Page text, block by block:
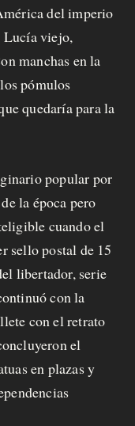
del imperio
Lucía viejo,
manchas en la
pómulos
quedaría para la
popular por
la época pero
cuando el
sello postal de 15
libertador, serie
con la
con el retrato
el
en plazas y